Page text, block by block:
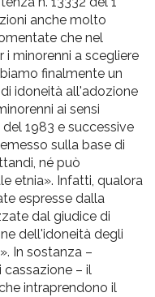
anche molto
che nel
minorenni a scegliere
finalmente un
idoneità all'adozione
ai sensi
1983 e successive
sulla base di
né può
etnia». Infatti, qualora
espresse dalla
dal giudice di
dell'idoneità degli
In sostanza –
cassazione – il
intraprendono il